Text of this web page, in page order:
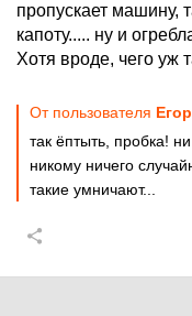
пропускает машину,
капоту..... ну и
Хотя вроде, чего уж
От пользователя
так ёптыть, пробка!
никому ничего
такие умничают...